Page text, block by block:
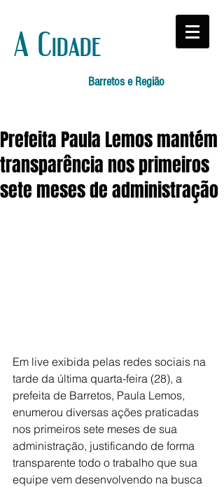
A Cidade
Barretos e Região
Prefeita Paula Lemos mantém
transparência nos primeiros
sete meses de administração
Em live exibida pelas redes sociais na
tarde da última quarta-feira (28), a
prefeita de Barretos, Paula Lemos,
enumerou diversas ações praticadas
nos primeiros sete meses de sua
administração, justificando de forma
transparente todo o trabalho que sua
equipe vem desenvolvendo na busca